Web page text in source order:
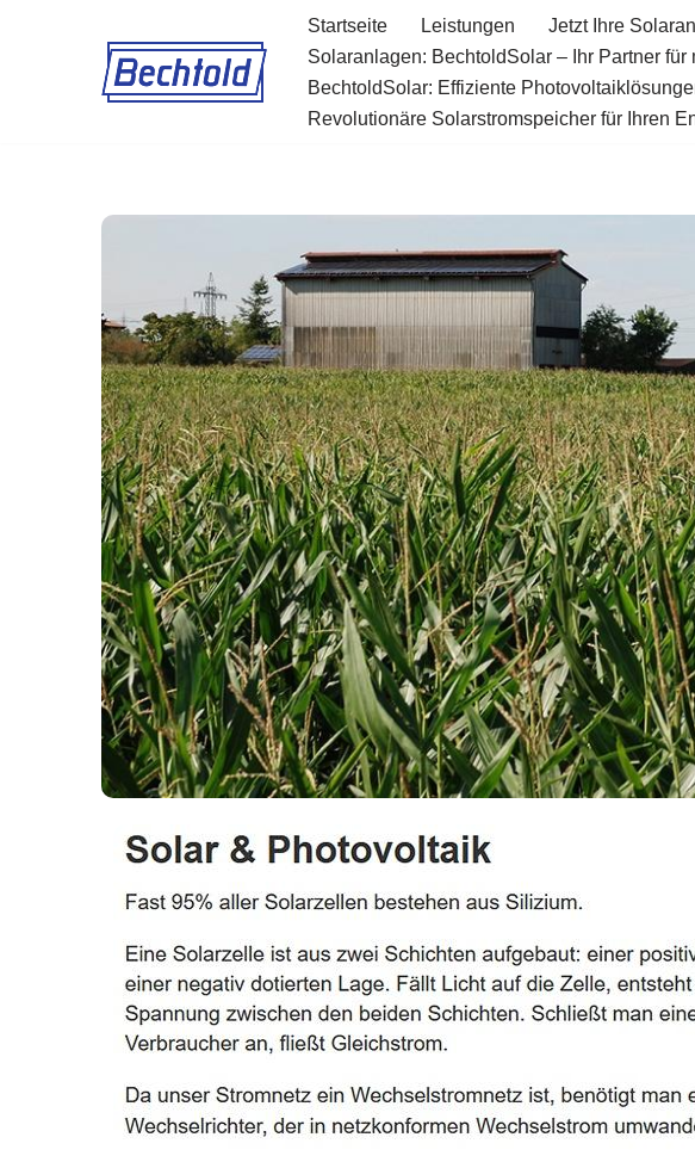
Startseite Leistungen
Jetzt Ihre
Solaranlagen: BechtoldSolar – Ihr Partner
BechtoldSolar: Effiziente
Revolutionäre Solarstromspeicher für Ihren